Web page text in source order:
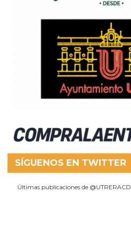
SÍGUENOS EN TWITTER
Últimas publicaciones de @UTRERACD